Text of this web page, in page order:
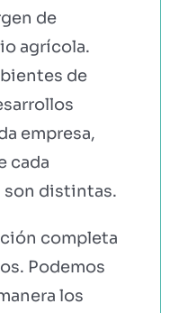
de
agrícola.
de
empresa,
cada
son distintas.
completa
Podemos
los